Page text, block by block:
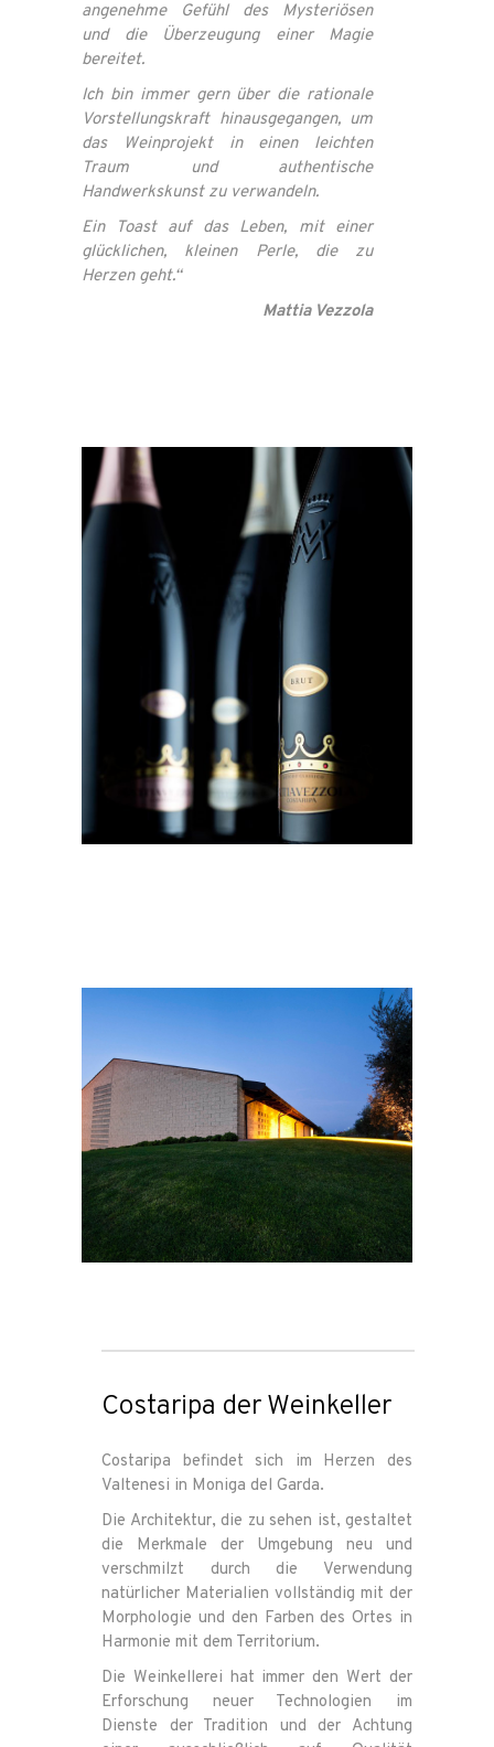
Pensiero
Vini
Cantina
Cantina
Stampa
angenehme Gefühl des Mysteriösen
und die Überzeugung einer Magie
bereitet.
Ich bin immer gern über die rationale
Vorstellungskraft hinausgegangen, um
das Weinprojekt in einen leichten
Traum und authentische
Handwerkskunst zu verwandeln.
Ein Toast auf das Leben, mit einer
glücklichen, kleinen Perle, die zu
Herzen geht.“
Mattia Vezzola
Costaripa der Weinkeller
Costaripa befindet sich im Herzen des
Valtenesi in Moniga del Garda.
Die Architektur, die zu sehen ist, gestaltet
die Merkmale der Umgebung neu und
verschmilzt durch die Verwendung
natürlicher Materialien vollständig mit der
Morphologie und den Farben des Ortes in
Harmonie mit dem Territorium.
Die Weinkellerei hat immer den Wert der
Erforschung neuer Technologien im
Dienste der Tradition und der Achtung